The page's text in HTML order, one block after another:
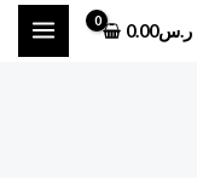
ر.س0.00